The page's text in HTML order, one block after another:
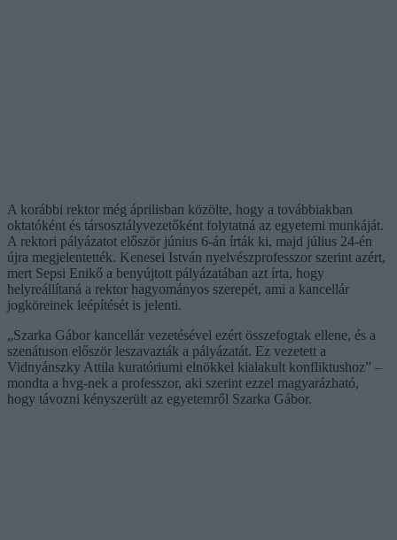
A korábbi rektor még áprilisban közölte, hogy a továbbiakban
oktatóként és társosztályvezetőként folytatná az egyetemi munkáját.
A rektori pályázatot először június 6-án írták ki, majd július 24-én
újra megjelentették. Kenesei István nyelvészprofesszor szerint azért,
mert Sepsi Enikő a benyújtott pályázatában azt írta, hogy
helyreállítaná a rektor hagyományos szerepét, ami a kancellár
jogköreinek leépítését is jelenti.
„Szarka Gábor kancellár vezetésével ezért összefogtak ellene, és a
szenátuson először leszavazták a pályázatát. Ez vezetett a
Vidnyánszky Attila kuratóriumi elnökkel kialakult konfliktushoz” –
mondta a hvg-nek a professzor, aki szerint ezzel magyarázható,
hogy távozni kényszerült az egyetemről Szarka Gábor.